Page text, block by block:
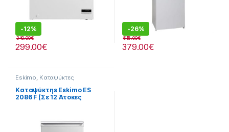
-12%
299.00€
340.00€
-26%
379.00€
515.00€
Eskimo, Καταψύκτες
Καταψύκτηs Eskimo ES
2086 F (Σε 12 Άτοκες